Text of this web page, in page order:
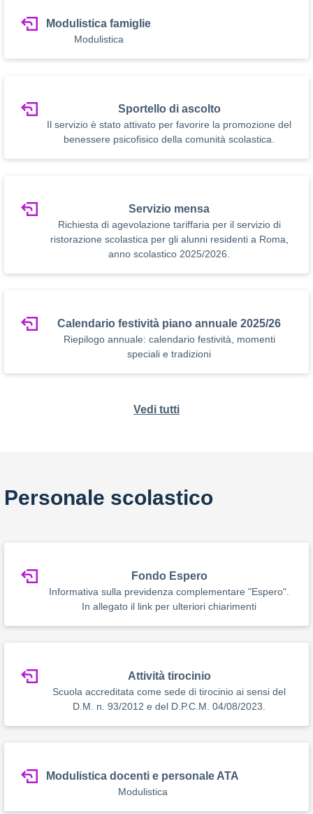
Modulistica famiglie
Modulistica
Sportello di ascolto
Il servizio è stato attivato per favorire la promozione del
benessere psicofisico della comunità scolastica.
Servizio mensa
Richiesta di agevolazione tariffaria per il servizio di
ristorazione scolastica per gli alunni residenti a Roma,
anno scolastico 2025/2026.
Calendario festività piano annuale 2025/26
Riepilogo annuale: calendario festività, momenti
speciali e tradizioni
Vedi tutti
Personale scolastico
Fondo Espero
Informativa sulla previdenza complementare "Espero".
In allegato il link per ulteriori chiarimenti
Attività tirocinio
Scuola accreditata come sede di tirocinio ai sensi del
D.M. n. 93/2012 e del D.P.C.M. 04/08/2023.
Modulistica docenti e personale ATA
Modulistica